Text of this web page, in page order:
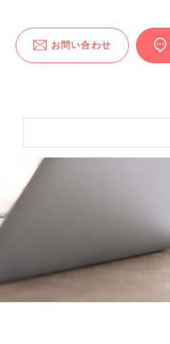
お問い合わせ